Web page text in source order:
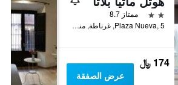
2 نجمتين
ممتاز 8.7
Plaza Nueva, 5, غرناطة, منطقة أندلوسيا, أسبانيا
174 ﷼
عرض الصفقة